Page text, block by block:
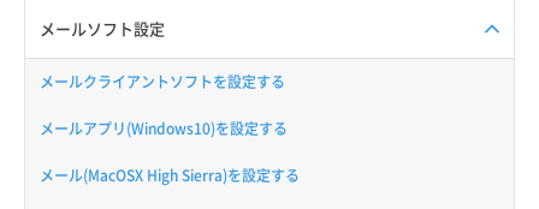
メールソフト設定
メールクライアントソフトを設定する
メールアプリ(Windows10)を設定する
メール(MacOSX High Sierra)を設定する